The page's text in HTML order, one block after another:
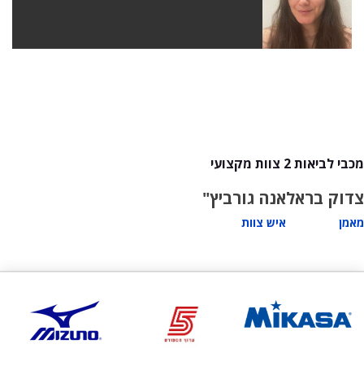
מכבי לביאות 2 צוות מקצועי
צדוק בראל
מאמן
אנה גורביץ"
איש צוות